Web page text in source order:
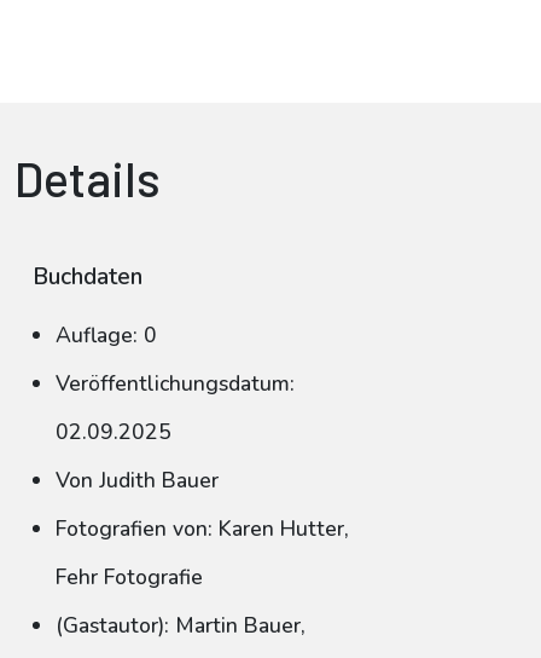
Details
Buchdaten
Auflage: 0
Veröffentlichungsdatum:
02.09.2025
Von Judith Bauer
Fotografien von: Karen Hutter,
Fehr Fotografie
(Gastautor): Martin Bauer,